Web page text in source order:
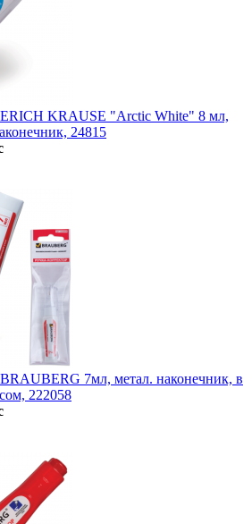
ERICH KRAUSE "Arctic White" 8 мл,
24815
7мл, метал. наконечник, в
222058